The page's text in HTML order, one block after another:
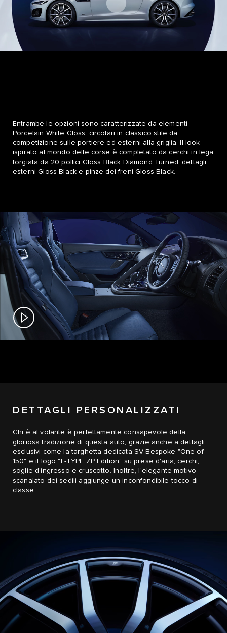
Entrambe le opzioni sono caratterizzate da elementi
Porcelain White Gloss, circolari in classico stile da
competizione sulle portiere ed esterni alla griglia. Il look
ispirato al mondo delle corse è completato da cerchi in lega
forgiata da 20 pollici Gloss Black Diamond Turned, dettagli
esterni Gloss Black e pinze dei freni Gloss Black.
DETTAGLI PERSONALIZZATI
Chi è al volante è perfettamente consapevole della
gloriosa tradizione di questa auto, grazie anche a dettagli
esclusivi come la targhetta dedicata SV Bespoke "One of
150" e il logo "F-TYPE ZP Edition" su prese d'aria, cerchi,
soglie d'ingresso e cruscotto. Inoltre, l'elegante motivo
scanalato dei sedili aggiunge un inconfondibile tocco di
classe.